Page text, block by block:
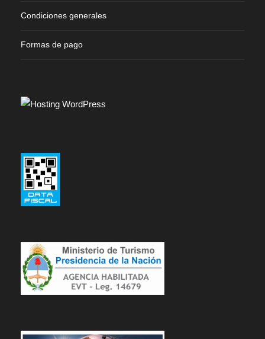
Condiciones generales
Formas de pago